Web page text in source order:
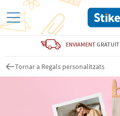
ENVIAMENTGRATUIT
Tornar a Regals personalitzats